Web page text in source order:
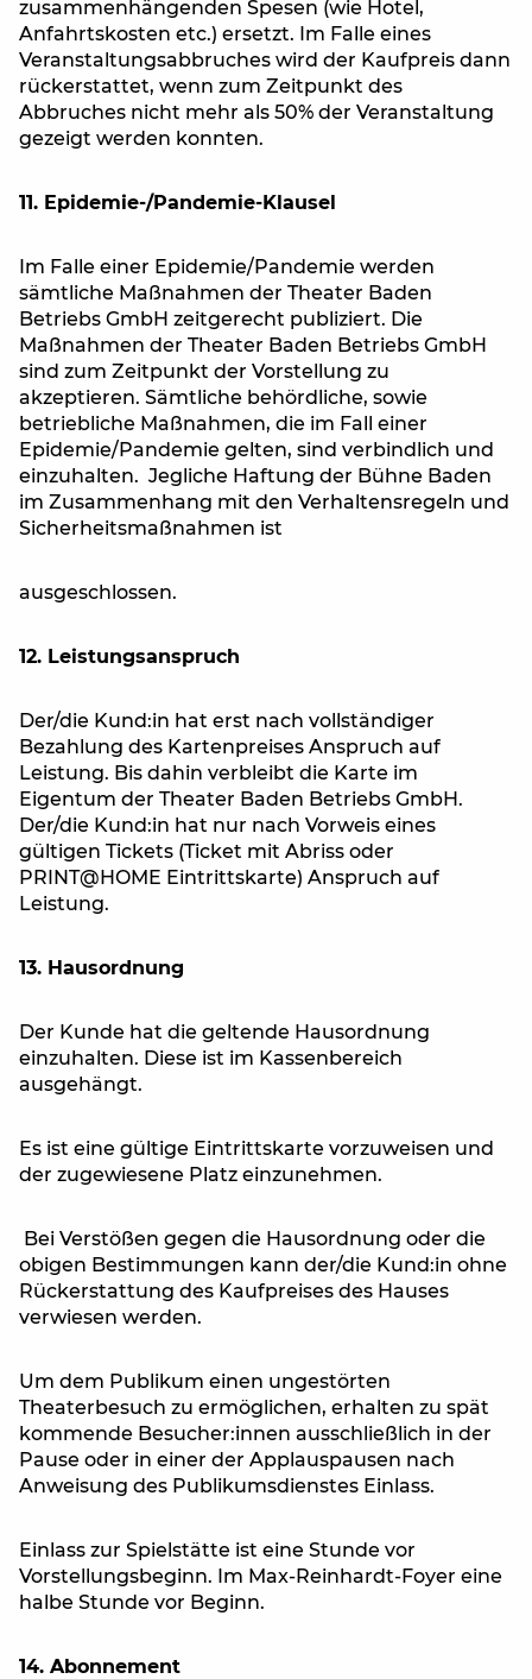
zusammenhängenden Spesen (wie Hotel,
Anfahrtskosten etc.) ersetzt. Im Falle eines
Veranstaltungsabbruches wird der Kaufpreis dann
rückerstattet, wenn zum Zeitpunkt des
Abbruches nicht mehr als 50% der Veranstaltung
gezeigt werden konnten.
11. Epidemie-/Pandemie-Klausel
Im Falle einer Epidemie/Pandemie werden
sämtliche Maßnahmen der Theater Baden
Betriebs GmbH zeitgerecht publiziert. Die
Maßnahmen der Theater Baden Betriebs GmbH
sind zum Zeitpunkt der Vorstellung zu
akzeptieren. Sämtliche behördliche, sowie
betriebliche Maßnahmen, die im Fall einer
Epidemie/Pandemie gelten, sind verbindlich und
einzuhalten. Jegliche Haftung der Bühne Baden
im Zusammenhang mit den Verhaltensregeln und
Sicherheitsmaßnahmen ist
ausgeschlossen.
12. Leistungsanspruch
Der/die Kund:in hat erst nach vollständiger
Bezahlung des Kartenpreises Anspruch auf
Leistung. Bis dahin verbleibt die Karte im
Eigentum der Theater Baden Betriebs GmbH.
Der/die Kund:in hat nur nach Vorweis eines
gültigen Tickets (Ticket mit Abriss oder
PRINT@HOME Eintrittskarte) Anspruch auf
Leistung.
13. Hausordnung
Der Kunde hat die geltende Hausordnung
einzuhalten. Diese ist im Kassenbereich
ausgehängt.
Es ist eine gültige Eintrittskarte vorzuweisen und
der zugewiesene Platz einzunehmen.
Bei Verstößen gegen die Hausordnung oder die
obigen Bestimmungen kann der/die Kund:in ohne
Rückerstattung des Kaufpreises des Hauses
verwiesen werden.
Um dem Publikum einen ungestörten
Theaterbesuch zu ermöglichen, erhalten zu spät
kommende Besucher:innen ausschließlich in der
Pause oder in einer der Applauspausen nach
Anweisung des Publikumsdienstes Einlass.
Einlass zur Spielstätte ist eine Stunde vor
Vorstellungsbeginn. Im Max-Reinhardt-Foyer eine
halbe Stunde vor Beginn.
14. Abonnement